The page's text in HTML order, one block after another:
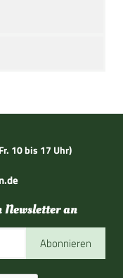
10 bis 17 Uhr)
an
Abonnieren